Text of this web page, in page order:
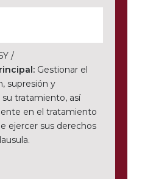
/
Gestionar el
supresión y
tratamiento, así
en el tratamiento
ejercer sus derechos